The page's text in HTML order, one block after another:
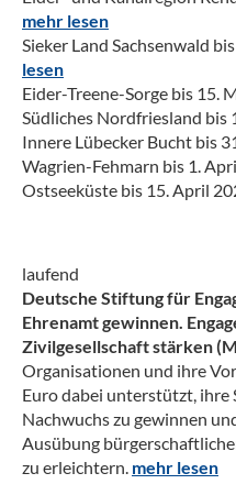
mehr lesen
Sieker Land Sachsenwald
lesen
Eider-Treene-Sorge bis 15.
Südliches Nordfriesland bis
Innere Lübecker Bucht bis
Wagrien-Fehmarn bis 1.
Ostseeküste bis 15. April
laufend
Deutsche Stiftung für
Ehrenamt gewinnen.
Zivilgesellschaft stärken
Organisationen und ihre
Euro dabei unterstützt, ihre
Nachwuchs zu gewinnen
Ausübung
zu erleichtern. mehr lesen